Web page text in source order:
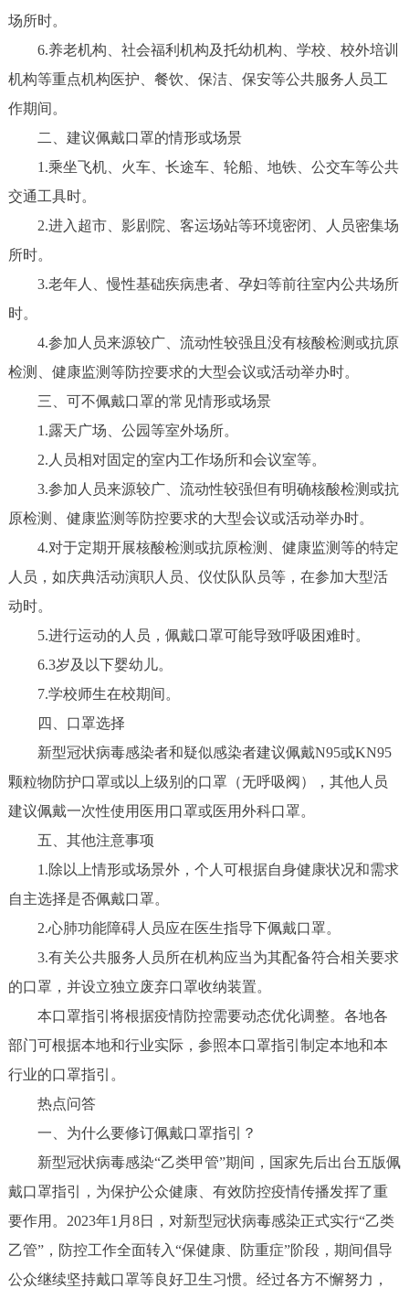
场所时。
6.养老机构、社会福利机构及托幼机构、学校、校外培训
机构等重点机构医护、餐饮、保洁、保安等公共服务人员工
作期间。
二、建议佩戴口罩的情形或场景
1.乘坐飞机、火车、长途车、轮船、地铁、公交车等公共
交通工具时。
2.进入超市、影剧院、客运场站等环境密闭、人员密集场
所时。
3.老年人、慢性基础疾病患者、孕妇等前往室内公共场所
时。
4.参加人员来源较广、流动性较强且没有核酸检测或抗原
检测、健康监测等防控要求的大型会议或活动举办时。
三、可不佩戴口罩的常见情形或场景
1.露天广场、公园等室外场所。
2.人员相对固定的室内工作场所和会议室等。
3.参加人员来源较广、流动性较强但有明确核酸检测或抗
原检测、健康监测等防控要求的大型会议或活动举办时。
4.对于定期开展核酸检测或抗原检测、健康监测等的特定
人员，如庆典活动演职人员、仪仗队队员等，在参加大型活
动时。
5.进行运动的人员，佩戴口罩可能导致呼吸困难时。
6.3岁及以下婴幼儿。
7.学校师生在校期间。
四、口罩选择
新型冠状病毒感染者和疑似感染者建议佩戴N95或KN95
颗粒物防护口罩或以上级别的口罩（无呼吸阀），其他人员
建议佩戴一次性使用医用口罩或医用外科口罩。
五、其他注意事项
1.除以上情形或场景外，个人可根据自身健康状况和需求
自主选择是否佩戴口罩。
2.心肺功能障碍人员应在医生指导下佩戴口罩。
3.有关公共服务人员所在机构应当为其配备符合相关要求
的口罩，并设立独立废弃口罩收纳装置。
本口罩指引将根据疫情防控需要动态优化调整。各地各
部门可根据本地和行业实际，参照本口罩指引制定本地和本
行业的口罩指引。
热点问答
一、为什么要修订佩戴口罩指引？
新型冠状病毒感染“乙类甲管”期间，国家先后出台五版佩
戴口罩指引，为保护公众健康、有效防控疫情传播发挥了重
要作用。2023年1月8日，对新型冠状病毒感染正式实行“乙类
乙管”，防控工作全面转入“保健康、防重症”阶段，期间倡导
公众继续坚持戴口罩等良好卫生习惯。经过各方不懈努力，